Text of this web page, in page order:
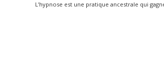
L’hypnose est une pratique ancestrale qui